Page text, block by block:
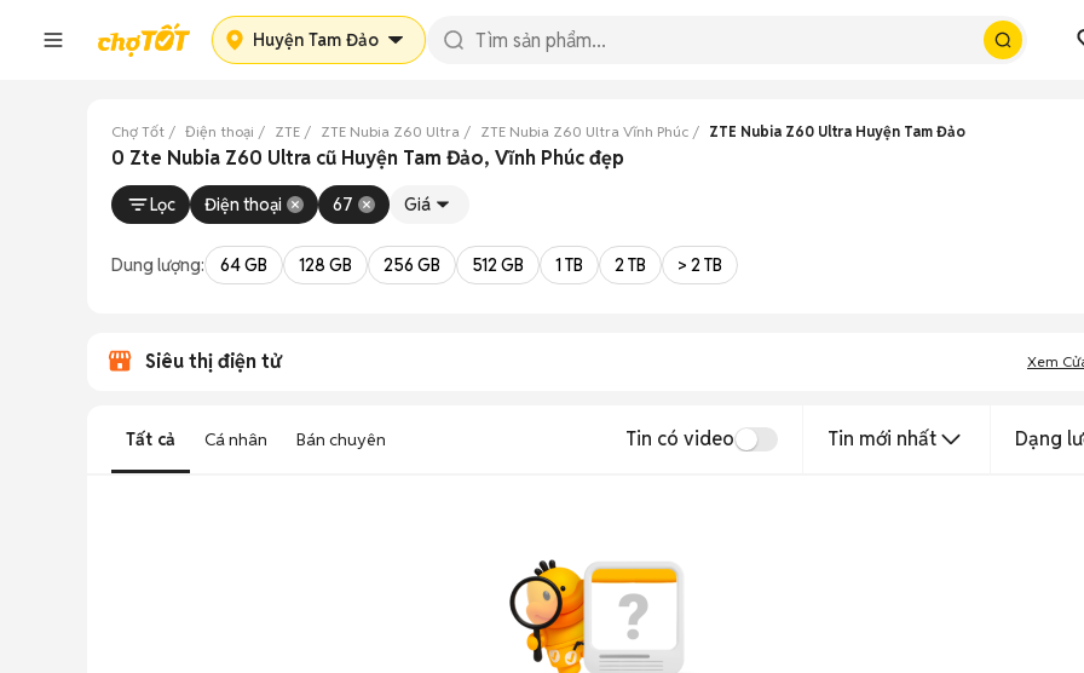
Huyện Tam Đảo
Chợ Tốt Điện thoại ZTE ZTE Nubia Z60 Ultra ZTE Nubia Z60 Ultra Vĩnh Phúc ZTE Nubia Z60 Ultra Huyện Tam Đảo
0 Zte Nubia Z60 Ultra cũ Huyện Tam Đảo, Vĩnh Phúc đẹp
Lọc Điện thoại 67 Giá
Dung lượng: 64 GB 128 GB 256 GB 512 GB 1 TB 2 TB > 2 TB
Siêu thị điện tử Xem
Tất cả Cá nhân Bán chuyên Tin có video Tin mới nhất Dạng